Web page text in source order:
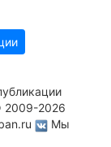
2009-2026
Мы